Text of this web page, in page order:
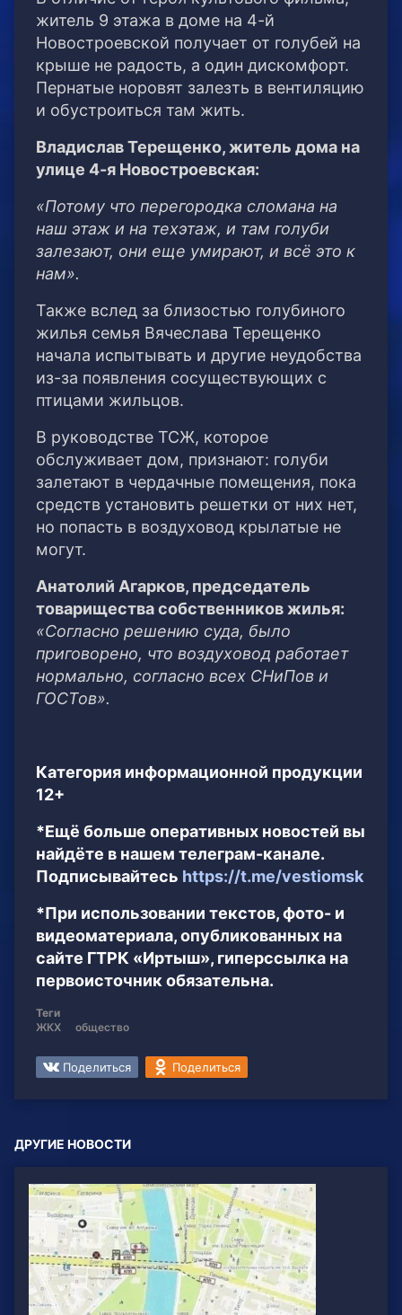
житель 9 этажа в доме на 4-й
Новостроевской получает от голубей на
крыше не радость, а один дискомфорт.
Пернатые норовят залезть в вентиляцию
и обустроиться там жить.
Владислав Терещенко, житель дома на
улице 4-я Новостроевская:
«Потому что перегородка сломана на
наш этаж и на техэтаж, и там голуби
залезают, они еще умирают, и всё это к
нам».
Также вслед за близостью голубиного
жилья семья Вячеслава Терещенко
начала испытывать и другие неудобства
из-за появления сосуществующих с
птицами жильцов.
В руководстве ТСЖ, которое
обслуживает дом, признают: голуби
залетают в чердачные помещения, пока
средств установить решетки от них нет,
но попасть в воздуховод крылатые не
могут.
Анатолий Агарков, председатель
товарищества собственников жилья:
«Согласно решению суда, было
приговорено, что воздуховод работает
нормально, согласно всех СНиПов и
ГОСТов».
Категория информационной продукции
12+
*Ещё больше оперативных новостей вы
найдёте в нашем телеграм-канале.
Подписывайтесь https://t.me/vestiomsk
*При использовании текстов, фото- и
видеоматериала, опубликованных на
сайте ГТРК «Иртыш», гиперссылка на
первоисточник обязательна.
Теги
ЖКХ
общество
Поделиться Поделиться
ДРУГИЕ НОВОСТИ